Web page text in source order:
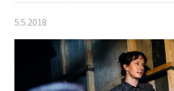
5.5.2018